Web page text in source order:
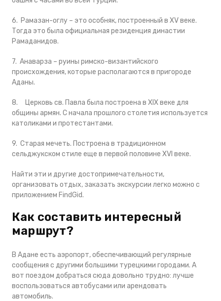
6. Рамазан-оглу – это особняк, построенный в XV веке.
Тогда это была официальная резиденция династии
Рамаданидов.
7. Анаварза – руины римско-византийского
происхождения, которые располагаются в пригороде
Аданы.
8. Церковь св. Павла была построена в XIX веке для
общины армян. С начала прошлого столетия используется
католиками и протестантами.
9. Старая мечеть. Построена в традиционном
сельджукском стиле еще в первой половине XVI веке.
Найти эти и другие достопримечательности,
организовать отдых, заказать экскурсии легко можно с
приложением FindGid.
Как составить интересный
маршрут?
В Адане есть аэропорт, обеспечивающий регулярные
сообщения с другими большими турецкими городами. А
вот поездом добраться сюда довольно трудно: лучше
воспользоваться автобусами или арендовать
автомобиль.